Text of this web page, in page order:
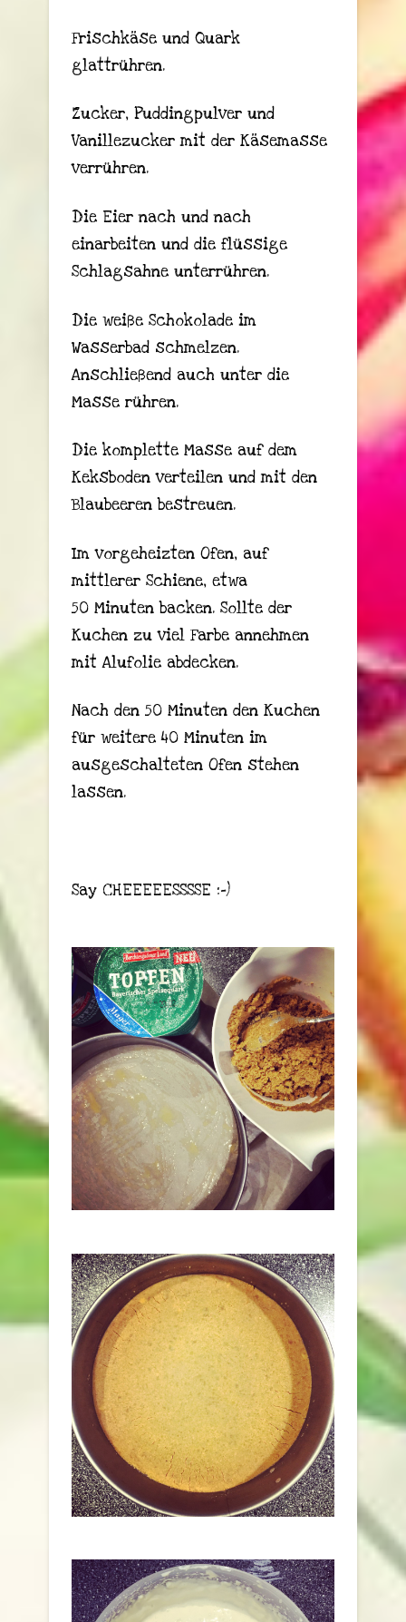
Frischkäse und Quark
glattrühren.
Zucker, Puddingpulver und
Vanillezucker mit der Käsemasse
verrühren.
Die Eier nach und nach
einarbeiten und die flüssige
Schlagsahne unterrühren.
Die weiße Schokolade im
Wasserbad schmelzen.
Anschließend auch unter die
Masse rühren.
Die komplette Masse auf dem
Keksboden verteilen und mit den
Blaubeeren bestreuen.
Im vorgeheizten Ofen, auf
mittlerer Schiene, etwa
50 Minuten backen. Sollte der
Kuchen zu viel Farbe annehmen
mit Alufolie abdecken.
Nach den 50 Minuten den Kuchen
für weitere 40 Minuten im
ausgeschalteten Ofen stehen
lassen.
Say CHEEEEESSSSE :-)